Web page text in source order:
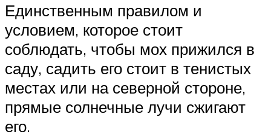
Единственным правилом и
условием, которое стоит
соблюдать, чтобы мох прижился в
саду, садить его стоит в тенистых
местах или на северной стороне,
прямые солнечные лучи сжигают
его.